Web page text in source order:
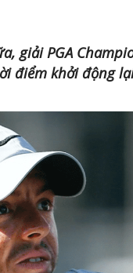
giải PGA
điểm khởi động